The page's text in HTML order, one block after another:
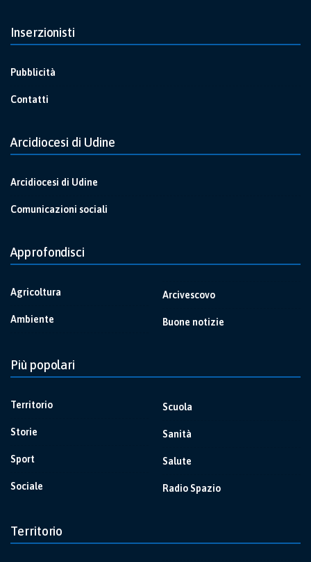
Inserzionisti
Pubblicità
Contatti
Arcidiocesi di Udine
Arcidiocesi di Udine
Comunicazioni sociali
Approfondisci
Agricoltura
Ambiente
Arcivescovo
Buone notizie
Più popolari
Territorio
Storie
Sport
Sociale
Scuola
Sanità
Salute
Radio Spazio
Territorio